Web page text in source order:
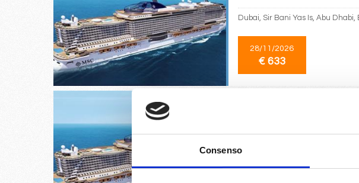
Consenso
Dubai, Sir Bani Yas Is, Abu
28/11/2026
€ 633
Dubai, Sir Bani Yas Is, Abu Dhabi,